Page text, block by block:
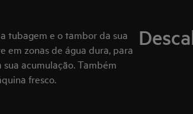
tubagem e o tambor da sua
em zonas de água dura, para
acumulação. Também
fresco.